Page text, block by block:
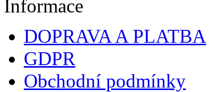
Informace
DOPRAVA A PLATBA
GDPR
Obchodní podmínky